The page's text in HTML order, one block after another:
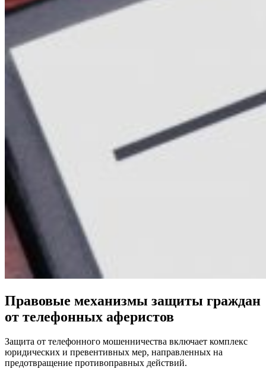
Правовые механизмы защиты граждан
от телефонных аферистов
Защита от телефонного мошенничества включает комплекс
юридических и превентивных мер, направленных на
предотвращение противоправных действий.